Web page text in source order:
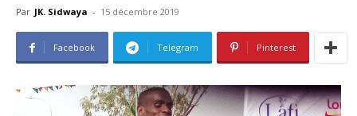
Par JK. Sidwaya - 15 décembre 2019
Facebook Telegram Pinterest